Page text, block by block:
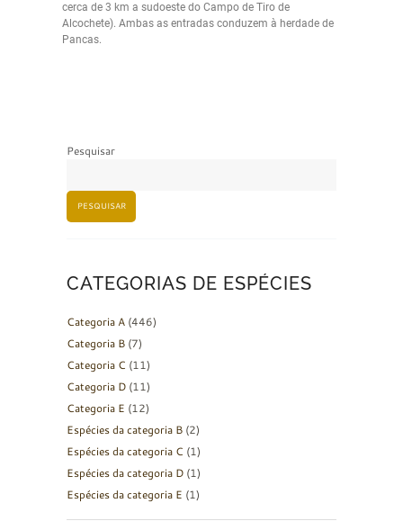
cerca de 3 km a sudoeste do Campo de Tiro de
Alcochete). Ambas as entradas conduzem à herdade de
Pancas.
Pesquisar
PESQUISAR
CATEGORIAS DE ESPÉCIES
Categoria A (446)
Categoria B (7)
Categoria C (11)
Categoria D (11)
Categoria E (12)
Espécies da categoria B (2)
Espécies da categoria C (1)
Espécies da categoria D (1)
Espécies da categoria E (1)